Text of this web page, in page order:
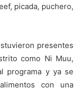
picada, puchero,
presentes
como Ni Muu,
programa y ya se
con una